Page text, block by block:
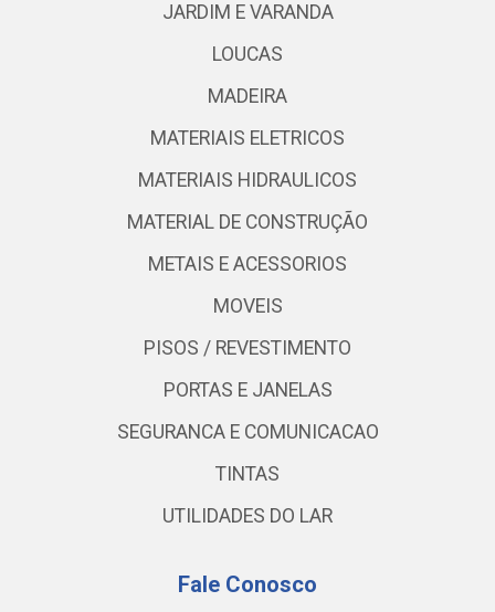
JARDIM E VARANDA
LOUCAS
MADEIRA
MATERIAIS ELETRICOS
MATERIAIS HIDRAULICOS
MATERIAL DE CONSTRUÇÃO
METAIS E ACESSORIOS
MOVEIS
PISOS / REVESTIMENTO
PORTAS E JANELAS
SEGURANCA E COMUNICACAO
TINTAS
UTILIDADES DO LAR
Fale Conosco